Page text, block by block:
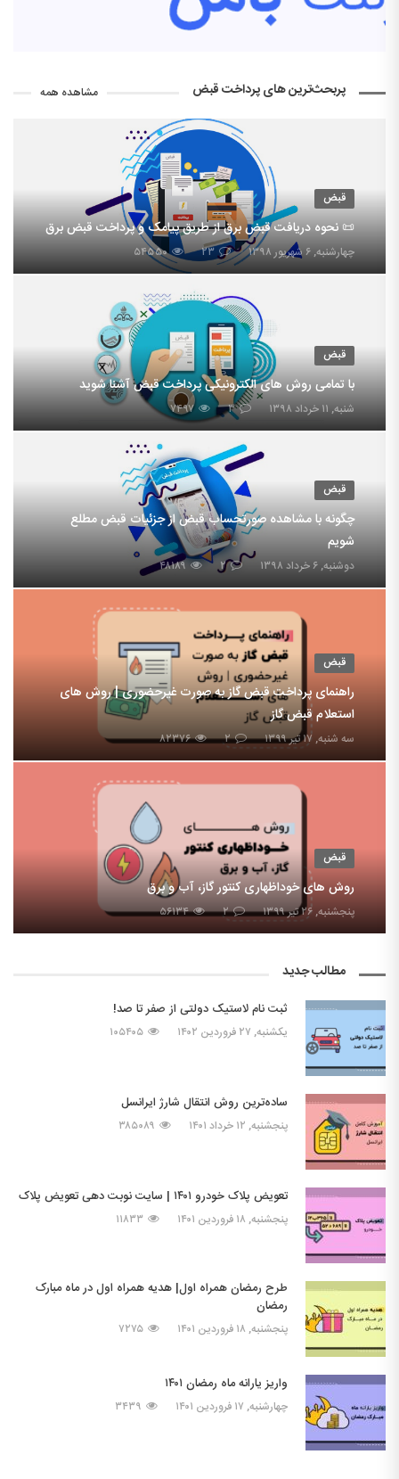
پربحث‌ترین های پرداخت قبض مشاهده همه
قبض
📜 نحوه دریافت قبض برق از طریق پیامک و پرداخت قبض برق
چهارشنبه, ۶ شهریور ۱۳۹۸ ۲۳ ۵۴۵۵۰
قبض
با تمامی روش های الکترونیکی پرداخت قبض آشنا شوید
شنبه, ۱۱ خرداد ۱۳۹۸ ۳ ۷۴۹۷
قبض
چگونه با مشاهده صورتحساب قبض از جزئیات قبض مطلع
شویم
دوشنبه, ۶ خرداد ۱۳۹۸ ۲ ۴۸۱۸۹
قبض
راهنمای پرداخت قبض گاز به صورت غیرحضوری | روش های
استعلام قبض گاز
سه شنبه, ۱۷ تیر ۱۳۹۹ ۲ ۸۲۳۷۶
قبض
روش های خوداظهاری کنتور گاز، آب و برق
پنجشنبه, ۲۶ تیر ۱۳۹۹ ۲ ۵۶۱۳۴
مطالب جدید
ثبت نام لاستیک دولتی از صفر تا صد!
یکشنبه, ۲۷ فروردین ۱۴۰۲ ۱۰۵۴۰۵
ساده‌ترین روش انتقال شارژ ایرانسل
پنجشنبه, ۱۲ خرداد ۱۴۰۱ ۳۸۵۰۸۹
تعویض پلاک خودرو ۱۴۰۱ | سایت نوبت دهی تعویض پلاک
پنجشنبه, ۱۸ فروردین ۱۴۰۱ ۱۱۸۳۳
طرح رمضان همراه اول| هدیه همراه اول در ماه مبارک
رمضان
پنجشنبه, ۱۸ فروردین ۱۴۰۱ ۷۲۷۵
واریز یارانه ماه رمضان ۱۴۰۱
چهارشنبه, ۱۷ فروردین ۱۴۰۱ ۳۴۳۹